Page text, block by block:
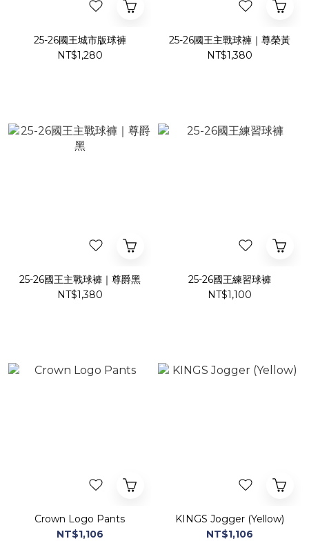
25-26國王城市版球褲
NT$1,280
25-26國王主戰球褲｜尊榮黃
NT$1,380
25-26國王主戰球褲｜尊爵黑
NT$1,380
25-26國王練習球褲
NT$1,100
Crown Logo Pants
NT$1,106
KINGS Jogger (Yellow)
NT$1,106